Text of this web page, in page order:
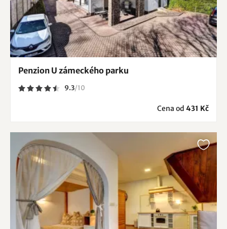
Penzion U zámeckého parku
9.3/10
Cena od 431 Kč